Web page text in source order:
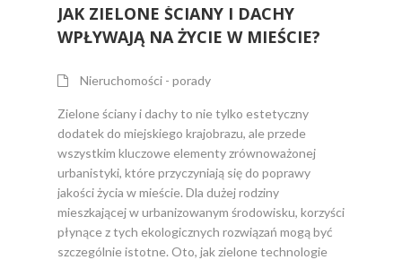
JAK ZIELONE ŚCIANY I DACHY
WPŁYWAJĄ NA ŻYCIE W MIEŚCIE?
Nieruchomości - porady
Zielone ściany i dachy to nie tylko estetyczny
dodatek do miejskiego krajobrazu, ale przede
wszystkim kluczowe elementy zrównoważonej
urbanistyki, które przyczyniają się do poprawy
jakości życia w mieście. Dla dużej rodziny
mieszkającej w urbanizowanym środowisku, korzyści
płynące z tych ekologicznych rozwiązań mogą być
szczególnie istotne. Oto, jak zielone technologie